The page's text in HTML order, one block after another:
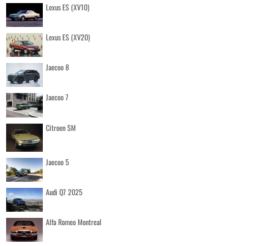
Lexus ES (XV10)
Lexus ES (XV20)
Jaecoo 8
Jaecoo 7
Citroen SM
Jaecoo 5
Audi Q7 2025
Alfa Romeo Montreal